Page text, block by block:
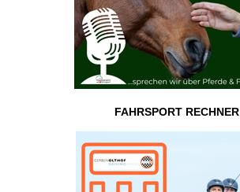
FAHRSPORT RECHNER